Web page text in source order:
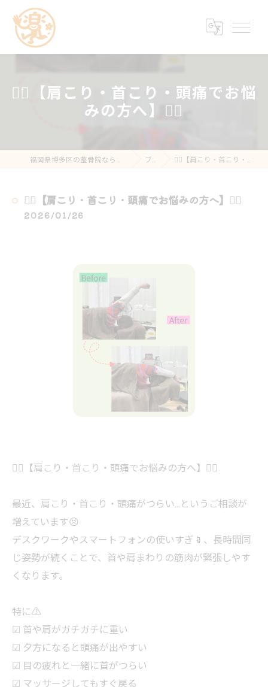
💆‍♀️【肩こり・首こり・頭痛でお悩
みの方へ】💆‍♂️
ブログ 💆‍♀️【肩こり・首こり・頭痛でお悩みの方へ】💆‍♂️
💆‍♀️【肩こり・首こり・頭痛でお悩みの方へ】💆‍♂️
2026/01/26
💆‍♀️【肩こり・首こり・頭痛でお悩みの方へ】💆‍♂️
最近、肩こり・首こり・頭痛がつらい…というご相談が
増えています😣
デスクワークやスマートフォンの使いすぎ📱、長時間同
じ姿勢が続くことで、首や肩まわりの筋肉が緊張しやす
くなります。
特に⚠️
☑ 首や肩がガチガチに重い
☑ 夕方になると頭痛が出やすい
☑ 目の疲れと一緒に首がつらい
☑ マッサージしてもすぐ戻る